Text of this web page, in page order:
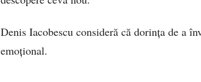
Denis Iacobescu consideră că dorința de a
emoțional.